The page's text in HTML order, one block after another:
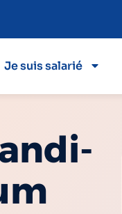
Je suis salarié